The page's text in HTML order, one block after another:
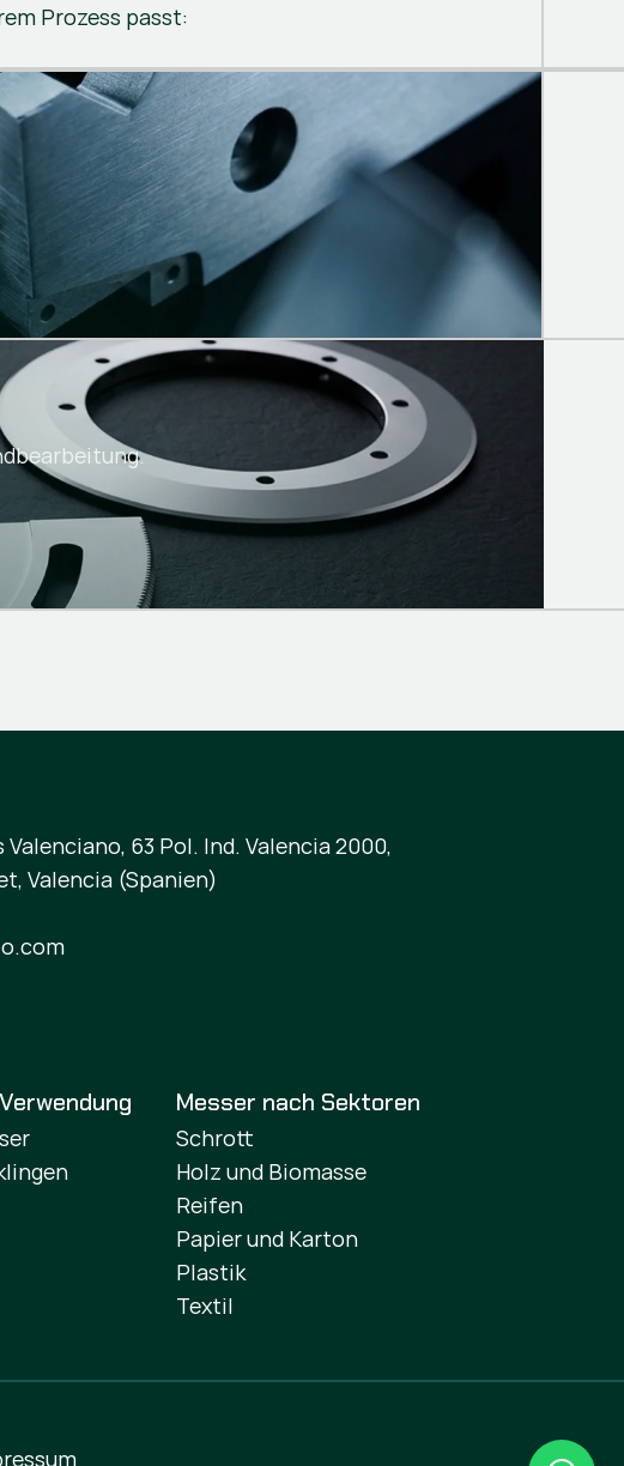
Prozess passt:
Valenciano, 63 Pol. Ind. Valencia 2000,
Valencia (Spanien)
Messer nach Sektoren
Schrott
Holz und Biomasse
Reifen
Papier und Karton
Plastik
Textil